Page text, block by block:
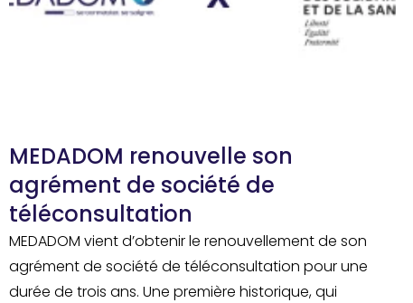
MEDADOM renouvelle son
agrément de société de
téléconsultation
MEDADOM vient d’obtenir le renouvellement de son
agrément de société de téléconsultation pour une
durée de trois ans. Une première historique, qui